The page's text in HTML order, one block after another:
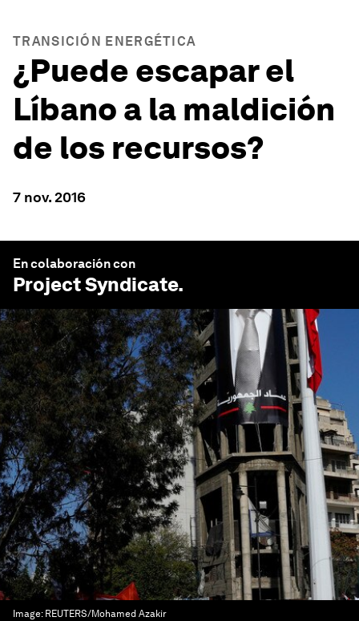
TRANSICIÓN ENERGÉTICA
¿Puede escapar el
Líbano a la maldición
de los recursos?
7 nov. 2016
En colaboración con
Project Syndicate.
Image: REUTERS/Mohamed Azakir